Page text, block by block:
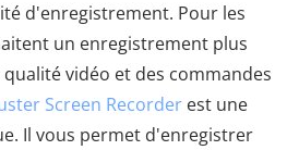
d'enregistrement. Pour les
un enregistrement plus
vidéo et des commandes
Screen Recorder est une
Il vous permet d'enregistrer